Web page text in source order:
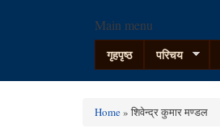
Main menu
गृहपृष्ठ
परिचय
You are here
Home» शिवेन्द्र कुमार मण्डल